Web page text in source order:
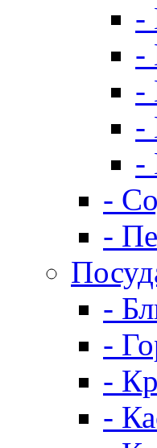
-
-
-
-
-
-
-
-
-
-
-